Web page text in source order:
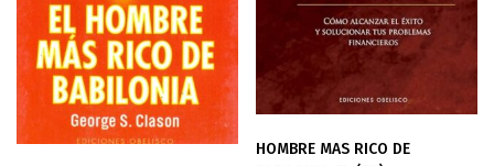
HOMBRE MAS RICO DE